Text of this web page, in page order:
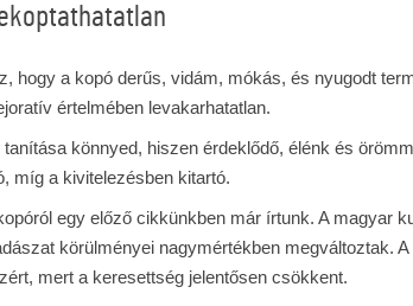
hogy a kopó derűs, vidám, mókás, és nyugodt
értelmében levakarhatatlan.
könnyed, hiszen érdeklődő, élénk és
míg a kivitelezésben kitartó.
egy előző cikkünkben már írtunk. A magyar
körülményei nagymértékben megváltoztak.
mert a keresettség jelentősen csökkent.